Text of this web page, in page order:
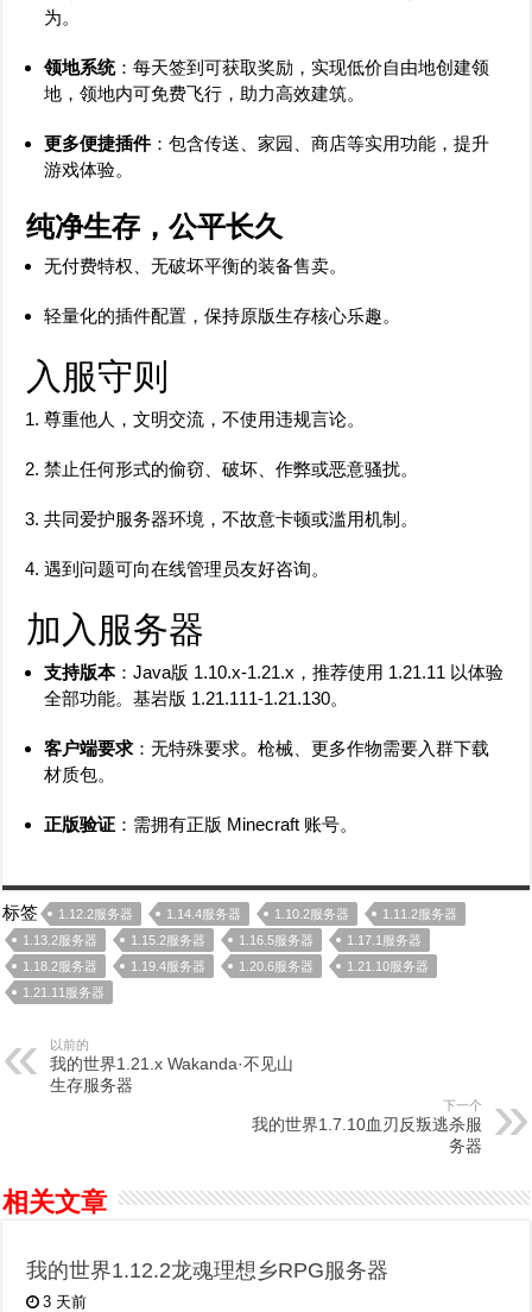
为。
领地系统：每天签到可获取奖励，实现低价自由地创建领
地，领地内可免费飞行，助力高效建筑。
更多便捷插件：包含传送、家园、商店等实用功能，提升
游戏体验。
纯净生存，公平长久
无付费特权、无破坏平衡的装备售卖。
轻量化的插件配置，保持原版生存核心乐趣。
入服守则
尊重他人，文明交流，不使用违规言论。
禁止任何形式的偷窃、破坏、作弊或恶意骚扰。
共同爱护服务器环境，不故意卡顿或滥用机制。
遇到问题可向在线管理员友好咨询。
加入服务器
支持版本：Java版 1.10.x-1.21.x，推荐使用 1.21.11 以体验
全部功能。基岩版 1.21.111-1.21.130。
客户端要求 ：无特殊要求。枪械、更多作物需要入群下载
材质包。
正版验证 ：需拥有正版 Minecraft 账号。
标签 1.12.2服务器 1.14.4服务器 1.10.2服务器
1.11.2服务器
1.13.2服务器
1.15.2服务器 1.16.5服务器
1.17.1服务器
1.18.2服务器
1.19.4服务器 1.20.6服务器
1.21.10服务器
1.21.11服务器
以前的
我的世界1.21.x Wakanda·不见山
生存服务器
下一个
我的世界1.7.10血刃反叛逃杀服
务器
相关文章
我的世界1.12.2龙魂理想乡RPG服务器
3 天前